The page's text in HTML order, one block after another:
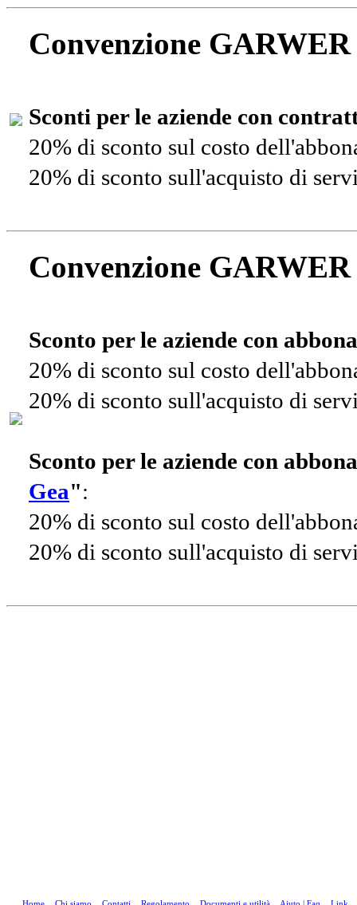
Convenzione
Sconti per le aziende con
20% di sconto sul costo
20% di sconto sull'acquisto di
Convenzione
Sconto per le aziende con
20% di sconto sul costo
20% di sconto sull'acquisto di
Sconto per le aziende con
Gea":
20% di sconto sul costo
20% di sconto sull'acquisto di